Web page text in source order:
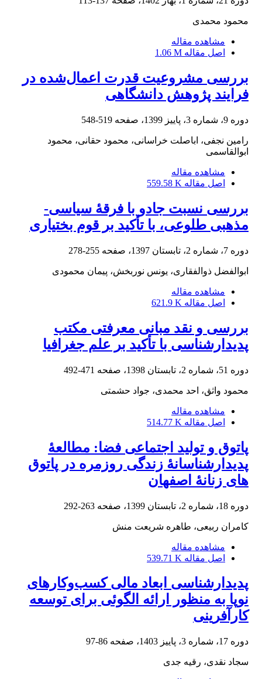
محمود محمدی
مشاهده مقاله
اصل مقاله 1.06 M
بررسی مشروعیت قدرت اعمال‌شده در
فرایند پژوهش دانشگاهی
دوره 9، شماره 3، پاییز 1399، صفحه 519-548
رامین نجفی، اباصلت خراسانی، محمود حقانی، محمود
ابوالقاسمی
مشاهده مقاله
اصل مقاله 559.58 K
بررسی نسبت جادو با فرقۀ سیاسی-
مذهبی طلوعی، با تأکید بر قوم بختیاری
دوره 7، شماره 2، تابستان 1397، صفحه 255-278
ابوالفضل ذوالفقاری، یونس نوربخش، پیمان محمودی
مشاهده مقاله
اصل مقاله 621.9 K
بررسی و نقد مبانی معرفتی مکتب
پدیدارشناسی با تأکید بر علم جغرافیا
دوره 51، شماره 2، تابستان 1398، صفحه 471-492
محمود واثق، احد محمدی، جواد حشمتی
مشاهده مقاله
اصل مقاله 514.77 K
پاتوق و تولید اجتماعی فضا: مطالعۀ
پدیدارشناسانۀ زندگی روزمره در پاتوق‏
های زنانۀ اصفهان
دوره 18، شماره 2، تابستان 1399، صفحه 263-292
کامران ربیعی، طاهره شریعت منش
مشاهده مقاله
اصل مقاله 539.71 K
پدیدارشناسی ابعاد مالی کسب‌و‌کارهای
نوپا به منظور ارائه الگوئی برای توسعه
کارآفرینی
دوره 17، شماره 3، پاییز 1403، صفحه 86-97
سجاد نقدی، رقیه جدی